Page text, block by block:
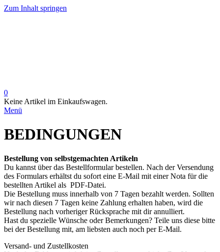
Zum Inhalt springen
0
Keine Artikel im Einkaufswagen.
Menü
BEDINGUNGEN
Bestellung von selbstgemachten Artikeln
Du kannst über das Bestellformular bestellen. Nach der Versendung
des Formulars erhältst du sofort eine E-Mail mit einer Nota für die
bestellten Artikel als PDF-Datei.
Die Bestellung muss innerhalb von 7 Tagen bezahlt werden. Sollten
wir nach diesen 7 Tagen keine Zahlung erhalten haben, wird die
Bestellung nach vorheriger Rücksprache mit dir annulliert.
Hast du spezielle Wünsche oder Bemerkungen? Teile uns diese bitte
bei der Bestellung mit, am liebsten auch noch per E-Mail.
Versand- und Zustellkosten